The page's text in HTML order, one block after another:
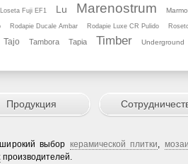
Loseta Fuji EF1 Lu Marenostrum
Rodapie Ducale Ambar Rodapie Luхe CR Pulido
Tajo Tambora Tapia Timber Underground
Продукция
выбор керамической плитки,
производителей.